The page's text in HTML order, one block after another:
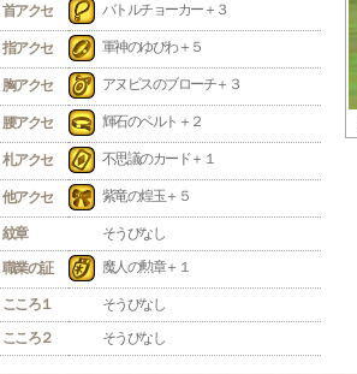
首アクセ バトルチョーカー＋３
指アクセ 軍神のゆびわ＋５
胸アクセ アヌビスのブローチ＋３
腰アクセ 輝石のベルト＋２
札アクセ 不思議のカード＋１
他アクセ 紫竜の煌玉＋５
紋章 そうびなし
職業の証 魔人の勲章＋１
こころ１
そうびなし
こころ２
そうびなし